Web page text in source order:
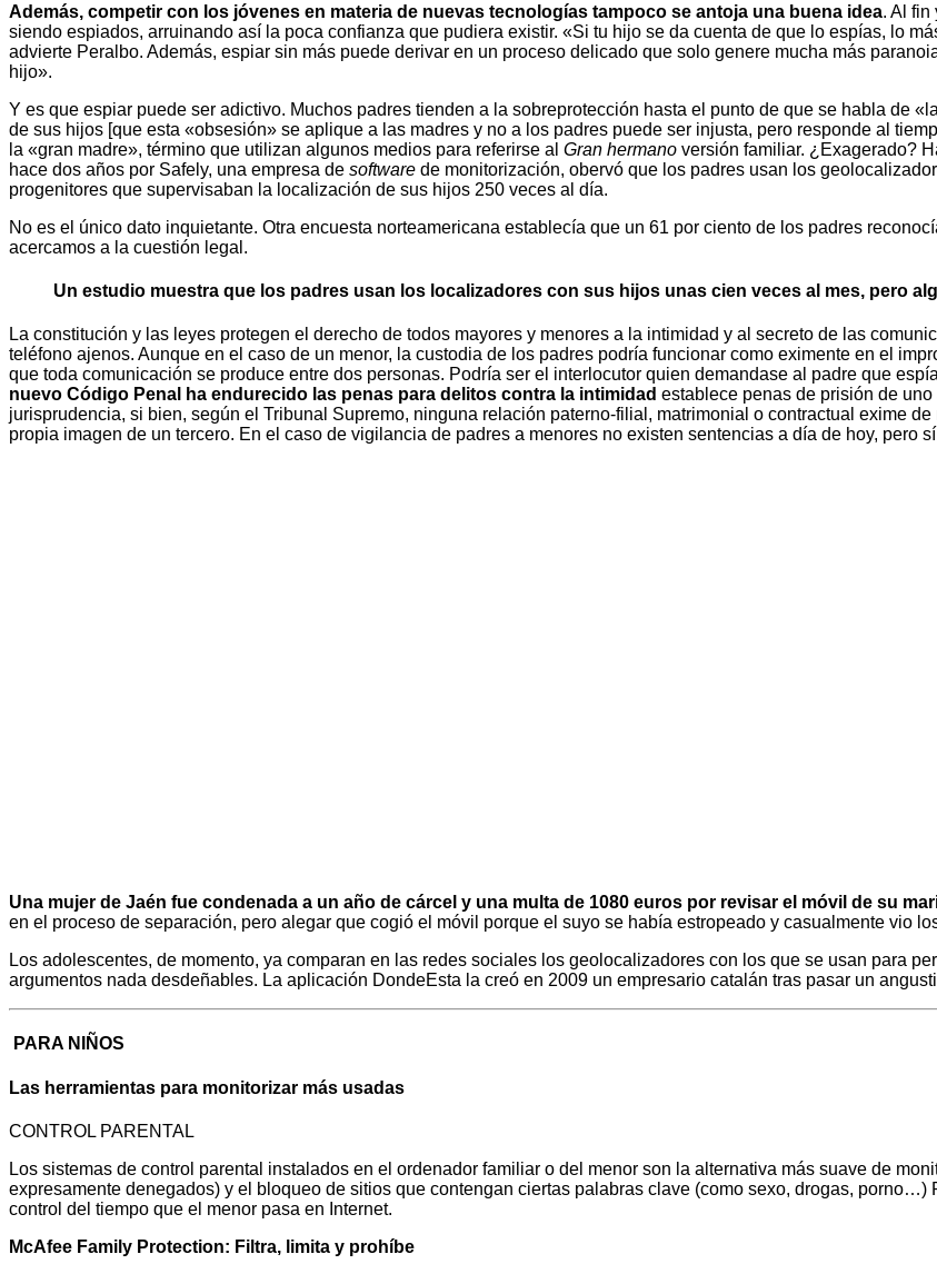
Además, competir con los jóvenes en materia de nuevas tecnologías tampoco se antoja una buena idea. Al fin
siendo espiados, arruinando así la poca confianza que pudiera existir. «Si tu hijo se da cuenta de que lo espías, lo
advierte Peralbo. Además, espiar sin más puede derivar en un proceso delicado que solo genere mucha más
hijo».
Y es que espiar puede ser adictivo. Muchos padres tienden a la sobreprotección hasta el punto de que se habla de
de sus hijos [que esta «obsesión» se aplique a las madres y no a los padres puede ser injusta, pero responde al
la «gran madre», término que utilizan algunos medios para referirse al Gran hermano versión familiar. ¿Exagerado?
hace dos años por Safely, una empresa de software de monitorización, obervó que los padres usan los
progenitores que supervisaban la localización de sus hijos 250 veces al día.
No es el único dato inquietante. Otra encuesta norteamericana establecía que un 61 por ciento de los padres
acercamos a la cuestión legal.
Un estudio muestra que los padres usan los localizadores con sus hijos unas cien veces al mes, pero
La constitución y las leyes protegen el derecho de todos mayores y menores a la intimidad y al secreto de las
teléfono ajenos. Aunque en el caso de un menor, la custodia de los padres podría funcionar como eximente en el
que toda comunicación se produce entre dos personas. Podría ser el interlocutor quien demandase al padre que
nuevo Código Penal ha endurecido las penas para delitos contra la intimidad establece penas de prisión de
jurisprudencia, si bien, según el Tribunal Supremo, ninguna relación paterno-filial, matrimonial o contractual exime
propia imagen de un tercero. En el caso de vigilancia de padres a menores no existen sentencias a día de hoy, pero
Una mujer de Jaén fue condenada a un año de cárcel y una multa de 1080 euros por revisar el móvil de su
en el proceso de separación, pero alegar que cogió el móvil porque el suyo se había estropeado y casualmente vio
Los adolescentes, de momento, ya comparan en las redes sociales los geolocalizadores con los que se usan para
argumentos nada desdeñables. La aplicación DondeEsta la creó en 2009 un empresario catalán tras pasar un
PARA NIÑOS
Las herramientas para monitorizar más usadas
CONTROL PARENTAL
Los sistemas de control parental instalados en el ordenador familiar o del menor son la alternativa más suave de
expresamente denegados) y el bloqueo de sitios que contengan ciertas palabras clave (como sexo, drogas,
control del tiempo que el menor pasa en Internet.
McAfee Family Protection: Filtra, limita y prohíbe